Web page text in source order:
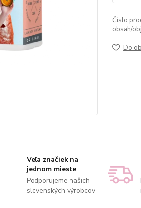
Číslo
obsah/
Do
Veľa značiek na
jednom mieste
Podporujeme našich
slovenských výrobcov